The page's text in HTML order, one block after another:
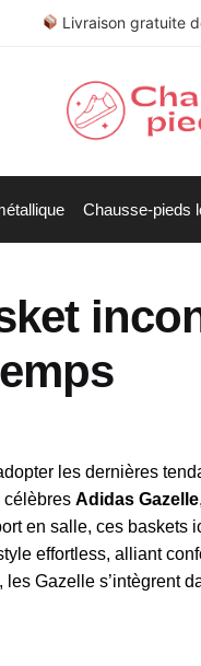
Livraison gratuite
Chausse-pieds
les dernières
célèbres Adidas Gazelle
en salle, ces baskets
effortless, alliant
Gazelle s’intègrent